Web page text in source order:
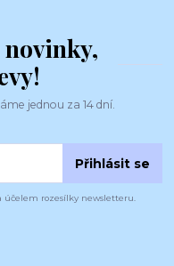
novinky,
jednou za 14 dní.
Přihlásit se
účelem rozesílky newsletteru.